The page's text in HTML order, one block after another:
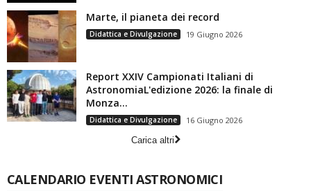
Marte, il pianeta dei record
Didattica e Divulgazione 19 Giugno 2026
Report XXIV Campionati Italiani di
AstronomiaL'edizione 2026: la finale di
Monza...
Didattica e Divulgazione
16 Giugno 2026
Carica altri
CALENDARIO EVENTI ASTRONOMICI